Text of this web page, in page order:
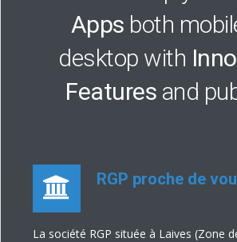
Apps both
desktop with
Features and
RGP proche de
La société RGP située à Laives (Zone